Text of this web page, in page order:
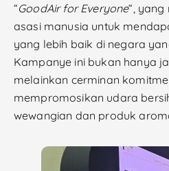
“GoodAir for Everyone“,
asasi manusia untuk
yang lebih baik di negara
Kampanye ini bukan hanya
melainkan cerminan
mempromosikan udara
wewangian dan produk